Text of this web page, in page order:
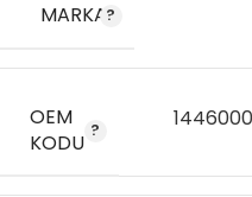
MARKA
OEM
KODU